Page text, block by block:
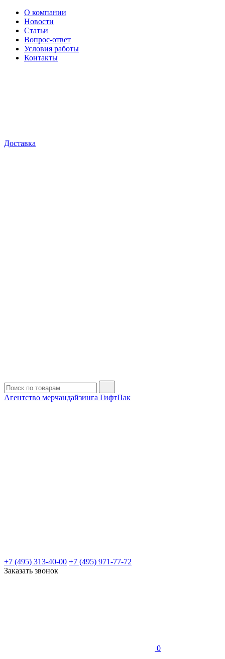
О компании
Новости
Статьи
Вопрос-ответ
Условия работы
Контакты
Доставка
Агентство мерчандайзинга ГифтПак
+7 (495) 313-40-00 +7 (495) 971-77-72
Заказать звонок
0